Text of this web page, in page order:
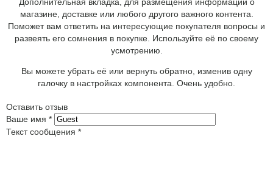
магазине, доставке или любого другого важного контента.
Поможет вам ответить на интересующие покупателя вопросы и
развеять его сомнения в покупке. Используйте её по своему
усмотрению.
Вы можете убрать её или вернуть обратно, изменив одну
галочку в настройках компонента. Очень удобно.
Оставить отзыв
Ваше имя *
Текст сообщения *